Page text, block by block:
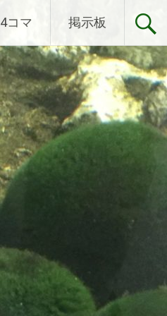
4コマ 掲示板